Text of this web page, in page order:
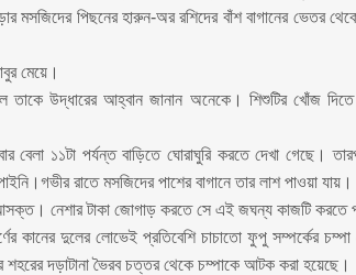
মসজিদের পিছনের হারুন-অর রশিদের বাঁশ বাগানের ভেতর
মেয়ে।
তাকে উদ্ধারের আহ্বান জানান অনেকে। শিশুটির খোঁজ
বেলা ১১টা পর্যন্ত বাড়িতে ঘোরাঘুরি করতে দেখা গেছে।
রাতে মসজিদের পাশের বাগানে তার লাশ পাওয়া যায়।
নেশার টাকা জোগাড় করতে সে এই জঘন্য কাজটি করতে
কানের দুলের লোভেই প্রতিবেশি চাচাতো ফুপু সম্পর্কের
শহরের দড়াটানা ভৈরব চত্তর থেকে চম্পাকে আটক করা হয়েছে।